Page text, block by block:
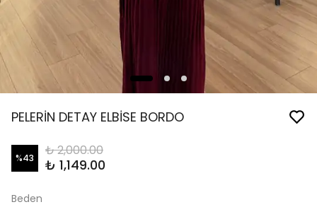
PELERİN DETAY ELBİSE BORDO
%43 ₺ 2,000.00
₺ 1,149.00
Beden